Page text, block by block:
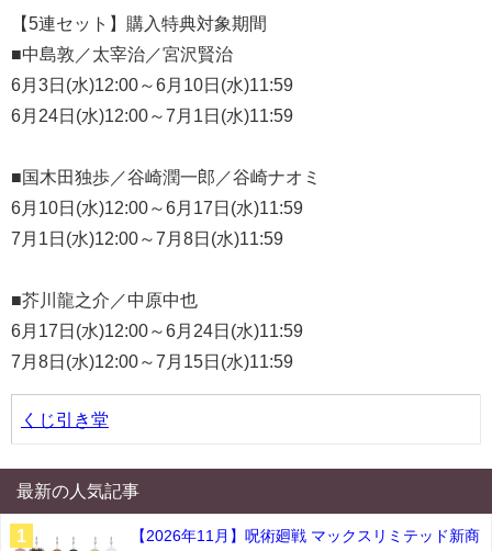
【5連セット】購入特典対象期間
■中島敦／太宰治／宮沢賢治
6月3日(水)12:00～6月10日(水)11:59
6月24日(水)12:00～7月1日(水)11:59
■国木田独歩／谷崎潤一郎／谷崎ナオミ
6月10日(水)12:00～6月17日(水)11:59
7月1日(水)12:00～7月8日(水)11:59
■芥川龍之介／中原中也
6月17日(水)12:00～6月24日(水)11:59
7月8日(水)12:00～7月15日(水)11:59
くじ引き堂
最新の人気記事
【2026年11月】呪術廻戦 マックスリミテッド新商